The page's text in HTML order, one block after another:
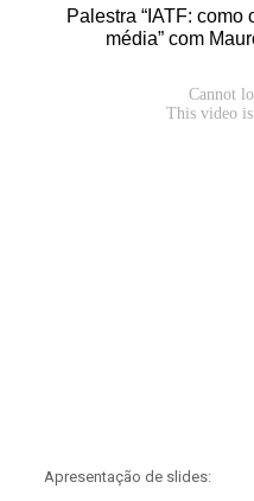
Palestra “IATF: como
média” com
Apresentação de slides: